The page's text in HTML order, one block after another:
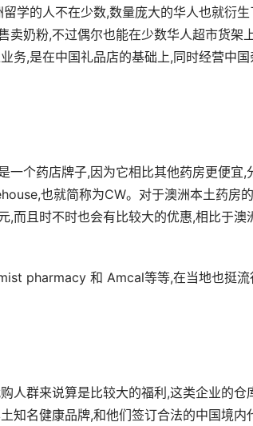
学的人不在少数,数量庞大的华人也就衍
卖奶粉,不过偶尔也能在少数华人超市货架
务,是在中国礼品店的基础上,同时经营中国
一个药店牌子,因为它相比其他药房更便宜,
也就简称为CW。对于澳洲本土药房
,而且时不时也会有比较大的优惠,相比于澳
pharmacy 和 Amcal等等,在当地也挺流
人群来说算是比较大的福利,这类企业的仓
知名健康品牌,和他们签订合法的中国境内